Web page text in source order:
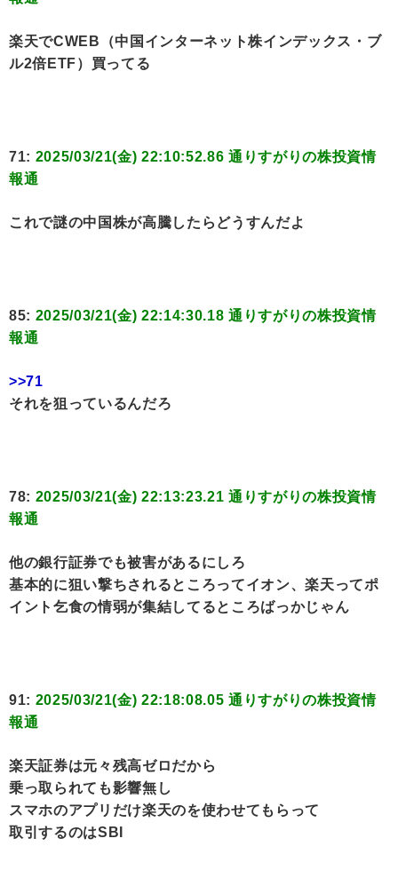
楽天でCWEB（中国インターネット株インデックス・ブ
ル2倍ETF）買ってる
71: 2025/03/21(金) 22:10:52.86 通りすがりの株投資情
報通
これで謎の中国株が高騰したらどうすんだよ
85: 2025/03/21(金) 22:14:30.18 通りすがりの株投資情
報通
>>71
それを狙っているんだろ
78: 2025/03/21(金) 22:13:23.21 通りすがりの株投資情
報通
他の銀行証券でも被害があるにしろ
基本的に狙い撃ちされるところってイオン、楽天ってポ
イント乞食の情弱が集結してるところばっかじゃん
91: 2025/03/21(金) 22:18:08.05 通りすがりの株投資情
報通
楽天証券は元々残高ゼロだから
乗っ取られても影響無し
スマホのアプリだけ楽天のを使わせてもらって
取引するのはSBI